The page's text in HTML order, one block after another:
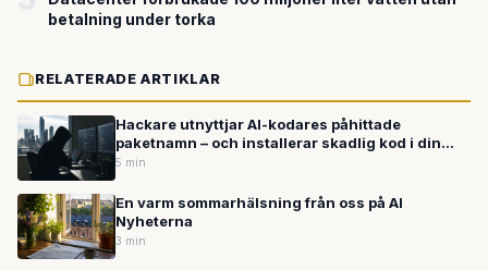
betalning under torka
RELATERADE ARTIKLAR
Hackare utnyttjar AI-kodares påhittade
paketnamn – och installerar skadlig kod i din
produktion
5 min
En varm sommarhälsning från oss på AI
Nyheterna
3 min